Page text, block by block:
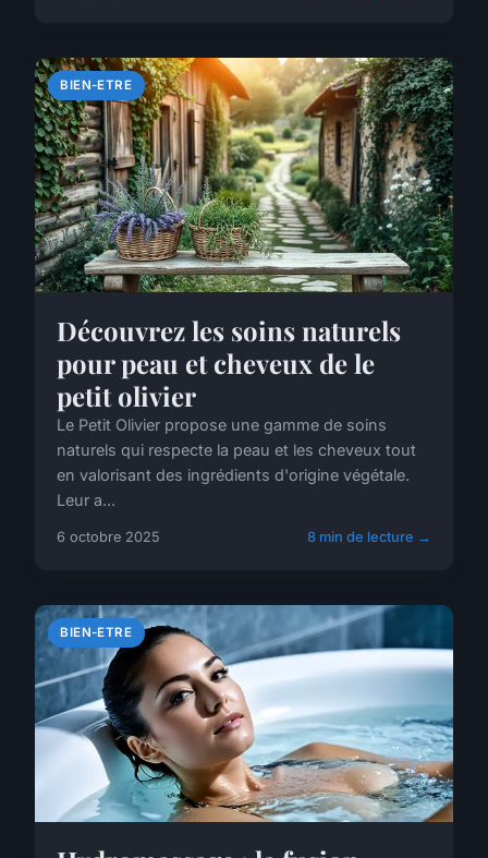
BIEN-ETRE
Découvrez les soins naturels
pour peau et cheveux de le
petit olivier
Le Petit Olivier propose une gamme de soins
naturels qui respecte la peau et les cheveux tout
en valorisant des ingrédients d'origine végétale.
Leur a...
6 octobre 2025 8 min de lecture →
BIEN-ETRE